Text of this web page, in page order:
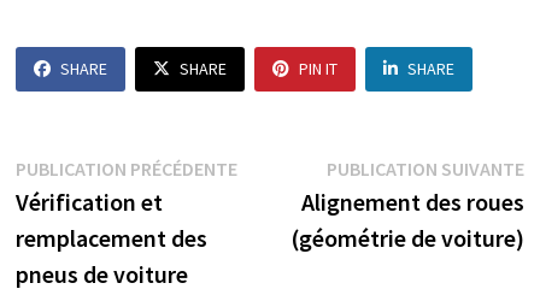
SHARE SHARE PIN IT SHARE
Navigation
de
l’article
PUBLICATION PRÉCÉDENTEPublication
précédente :
Vérification et
remplacement des
pneus de voiture
PUBLICATION SUIVANTE
Alignement des roues
(géométrie de voiture)